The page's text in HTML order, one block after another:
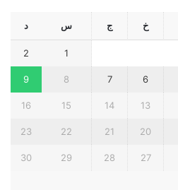
خ ج س د
1
2
6
7
8
9
13
14
15
16
20
21
22
23
27
28
29
30